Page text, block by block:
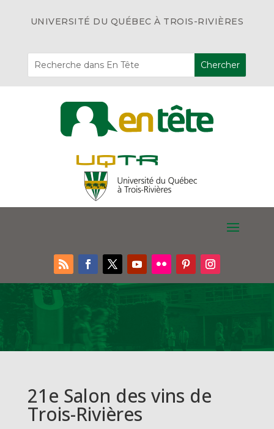
UNIVERSITÉ DU QUÉBEC À TROIS-RIVIÈRES
21e Salon des vins de
Trois-Rivières